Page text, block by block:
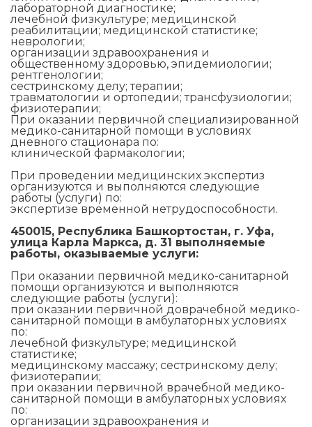
лабораторной диагностике;
лечебной физкультуре; медицинской
реабилитации; медицинской статистике;
неврологии;
организации здравоохранения и
общественному здоровью, эпидемиологии;
рентгенологии;
сестринскому делу; терапии;
травматологии и ортопедии; трансфузиологии;
физиотерапии;
При оказании первичной специализированной
медико-санитарной помощи в условиях
дневного стационара по:
клинической фармакологии;
При проведении медицинских экспертиз
организуются и выполняются следующие
работы (услуги) по:
экспертизе временной нетрудоспособности.
450015, Республика Башкортостан, г. Уфа,
улица Карла Маркса, д. 31 выполняемые
работы, оказываемые услуги:
При оказании первичной медико-санитарной
помощи организуются и выполняются
следующие работы (услуги):
при оказании первичной доврачебной медико-
санитарной помощи в амбулаторных условиях
по:
лечебной физкультуре; медицинской
статистике;
медицинскому массажу; сестринскому делу;
физиотерапии;
при оказании первичной врачебной медико-
санитарной помощи в амбулаторных условиях
по:
организации здравоохранения и